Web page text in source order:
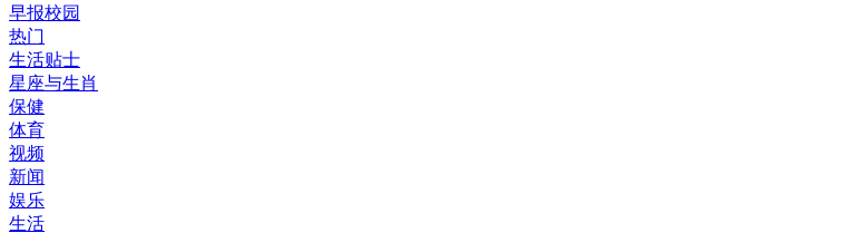
早报校园
热门
生活贴士
星座与生肖
保健
体育
视频
新闻
娱乐
生活